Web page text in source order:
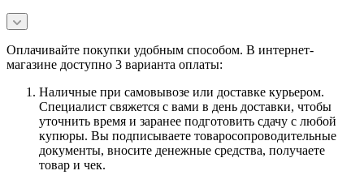
Оплачивайте покупки удобным способом. В интернет-
магазине доступно 3 варианта оплаты:
Наличные при самовывозе или доставке курьером.
Специалист свяжется с вами в день доставки, чтобы
уточнить время и заранее подготовить сдачу с любой
купюры. Вы подписываете товаросопроводительные
документы, вносите денежные средства, получаете
товар и чек.